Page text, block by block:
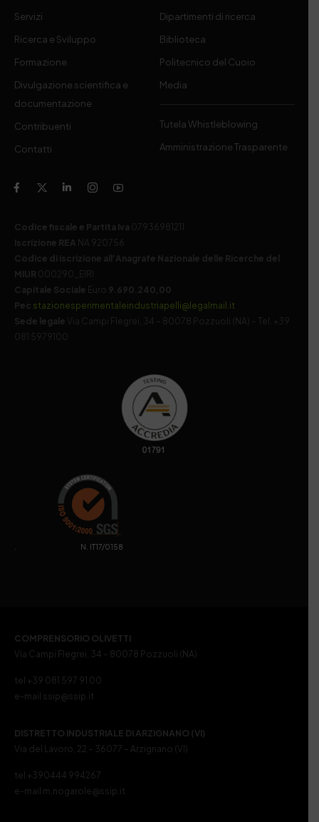
Servizi
Ricerca e Sviluppo
Formazione
Divulgazione scientifica e
documentazione
Contribuenti
Contatti
Dipartimenti di ricerca
Biblioteca
Politecnico del Cuoio
Media
Tutela Whistleblowing
Amministrazione Trasparente
Codice fiscale e Partita Iva 07936981211
Iscrizione REA NA 920756
Codice di iscrizione all’Anagrafe Nazionale delle Ricerche del
MIUR 000290_EIRI
Capitale Sociale Euro 9.690.240,00
Pec stazionesperimentaleindustriapelli@legalmail.it
Sede legale
Via Campi Flegrei, 34 – 80078 Pozzuoli (NA) – Tel. +39
081 5979100
. N. IT17/0158
COMPRENSORIO OLIVETTI
Via Campi Flegrei, 34 – 80078 Pozzuoli (NA)
tel +39 081 597 91 00
e-mail ssip@ssip.it
DISTRETTO INDUSTRIALE DI ARZIGNANO (VI)
Via del Lavoro, 22 – 36077 – Arzignano (VI)
tel +390444 994267
e-mail m.nogarole@ssip.it